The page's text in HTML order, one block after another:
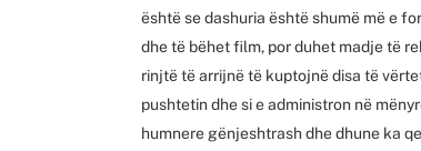
është se dashuria është shumë më e
dhe të bëhet film, por duhet madje të
rinjtë të arrijnë të kuptojnë disa të
pushtetin dhe si e administron në
humnere gënjeshtrash dhe dhune ka